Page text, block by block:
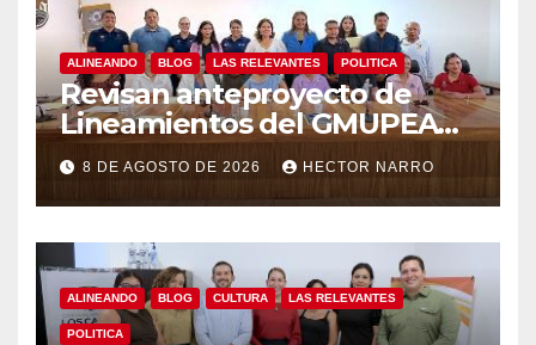
ALINEANDO BLOG LAS RELEVANTES POLITICA
Revisan anteproyecto de
Lineamientos del GMUPEA
en Los Cabos
8 DE AGOSTO DE 2026 HECTOR NARRO
ALINEANDO BLOG CULTURA LAS RELEVANTES
POLITICA